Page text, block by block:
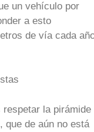
un vehículo por
a esto
de vía cada
respetar la pirámide
que de aún no está